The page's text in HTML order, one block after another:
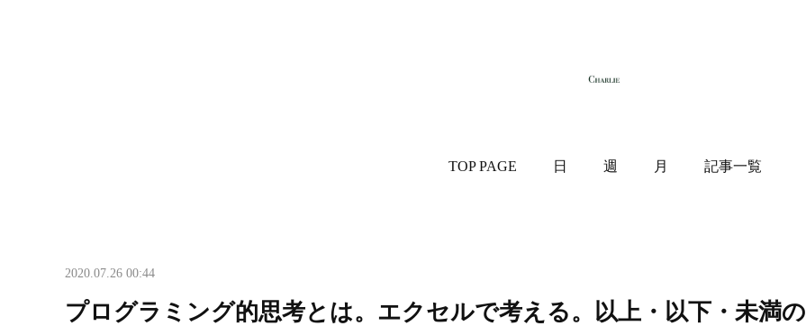
TOP PAGE 日 週 月 記事一覧
2020.07.26 00:44
プログラミング的思考とは。エクセルで考える。以上・以下・未満の